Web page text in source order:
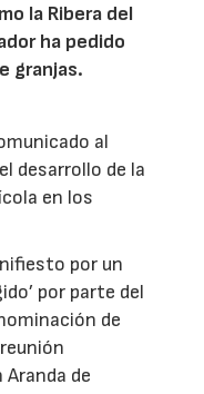
la Ribera del
ha pedido
granjas.
al
desarrollo de la
en los
por un
por parte del
de
de